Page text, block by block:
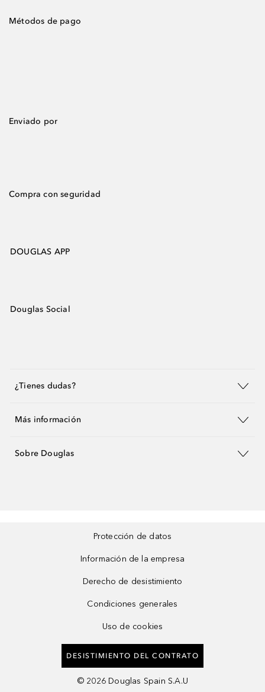
Métodos de pago
Enviado por
Compra con seguridad
DOUGLAS APP
Douglas Social
¿Tienes dudas?
Más información
Sobre Douglas
Protección de datos
Información de la empresa
Derecho de desistimiento
Condiciones generales
Uso de cookies
DESISTIMIENTO DEL CONTRATO
© 2026 Douglas Spain S.A.U